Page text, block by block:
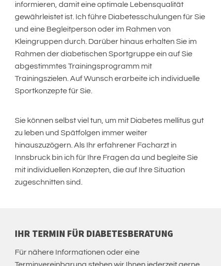
informieren, damit eine optimale Lebensqualität
gewährleistet ist. Ich führe Diabetesschulungen für Sie
und eine Begleitperson oder im Rahmen von
Kleingruppen durch. Darüber hinaus erhalten Sie im
Rahmen der diabetischen Sportgruppe ein auf Sie
abgestimmtes Trainingsprogramm mit
Trainingszielen. Auf Wunsch erarbeite ich individuelle
Sportkonzepte für Sie.
Sie können selbst viel tun, um mit Diabetes mellitus gut
zu leben und Spätfolgen immer weiter
hinauszuzögern. Als Ihr erfahrener Facharzt in
Innsbruck bin ich für Ihre Fragen da und begleite Sie
mit individuellen Konzepten, die auf Ihre Situation
zugeschnitten sind.
IHR TERMIN FÜR DIABETESBERATUNG
Für nähere Informationen oder eine